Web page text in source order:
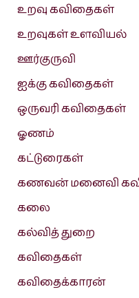
உறவு கவிதைகள்
உறவுகள் உளவியல்
ஊர்குருவி
ஐக்கு கவிதைகள்
ஒருவரி கவிதைகள்
ஓணம்
கட்டுரைகள்
கணவன் மனைவி
கலை
கல்வித் துறை
கவிதைகள்
கவிதைக்காரன்